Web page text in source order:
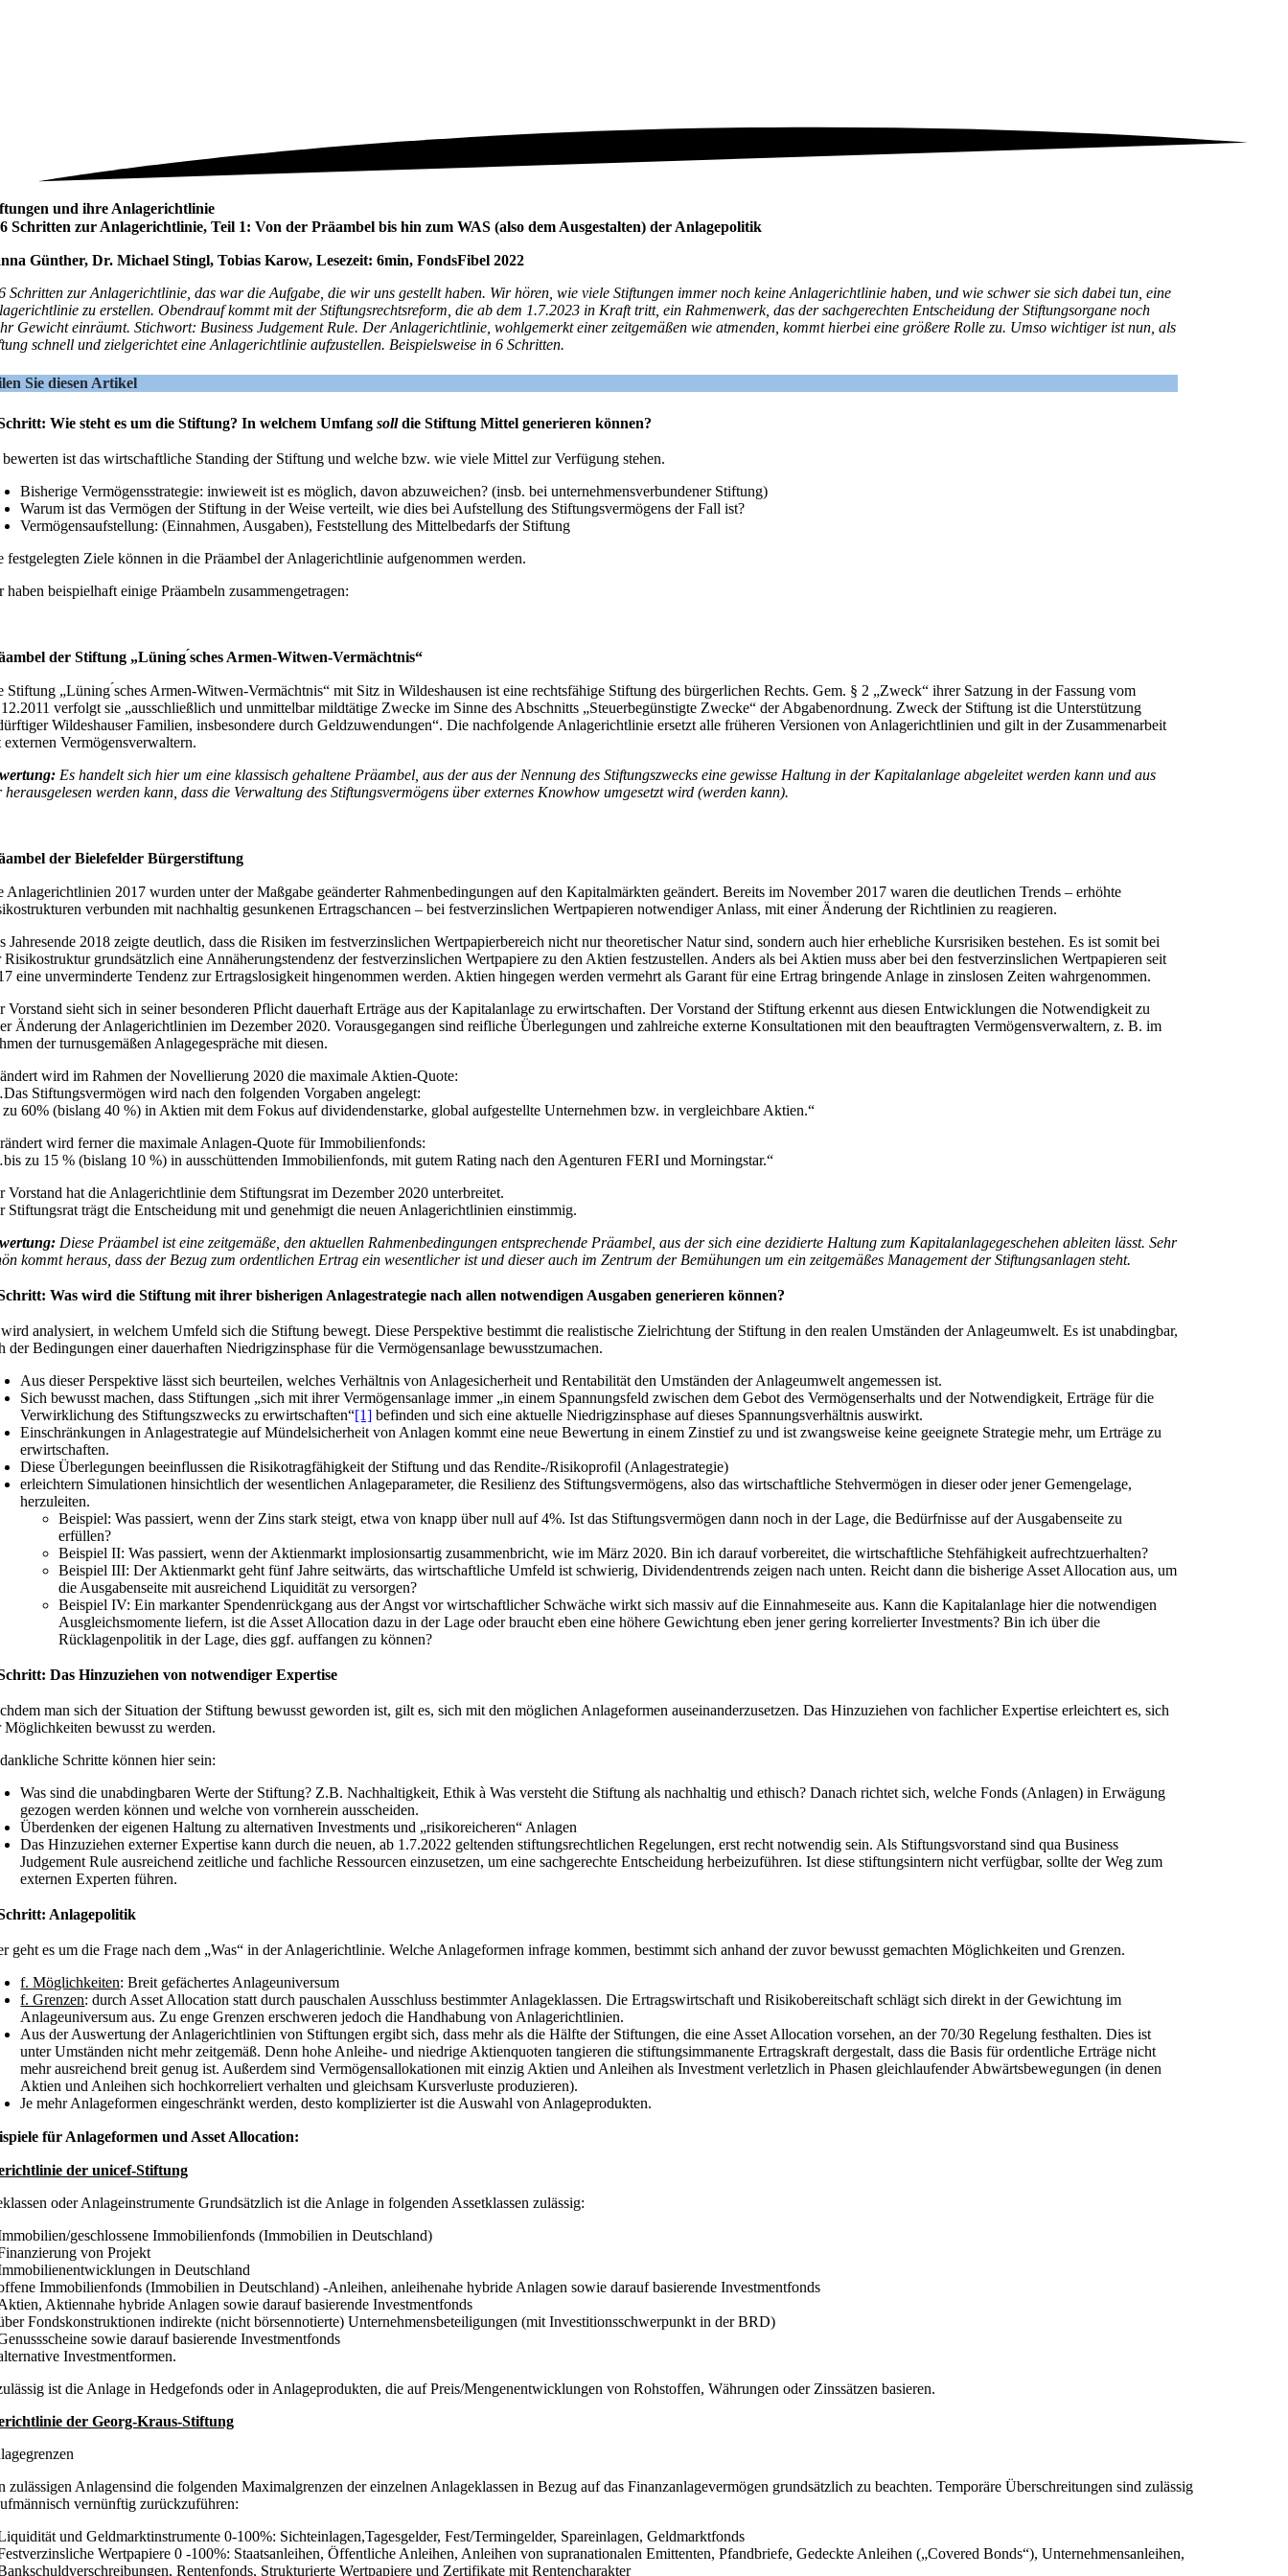
und ihre Anlagerichtlinie
Schritten zur Anlagerichtlinie, Teil 1: Von der Präambel bis hin zum WAS (also dem Ausgestalten) der Anlagepolitik
Günther, Dr. Michael Stingl, Tobias Karow, Lesezeit: 6min, FondsFibel 2022
Schritten zur Anlagerichtlinie, das war die Aufgabe, die wir uns gestellt haben. Wir hören, wie viele Stiftungen immer noch keine Anlagerichtlinie haben, und wie schwer sie sich dabei tun, eine
zu erstellen. Obendrauf kommt mit der Stiftungsrechtsreform, die ab dem 1.7.2023 in Kraft tritt, ein Rahmenwerk, das der sachgerechten Entscheidung der Stiftungsorgane noch
Gewicht einräumt. Stichwort: Business Judgement Rule. Der Anlagerichtlinie, wohlgemerkt einer zeitgemäßen wie atmenden, kommt hierbei eine größere Rolle zu. Umso wichtiger ist nun, als
schnell und zielgerichtet eine Anlagerichtlinie aufzustellen. Beispielsweise in 6 Schritten.
Sie diesen Artikel
Wie steht es um die Stiftung? In welchem Umfangsolldie Stiftung Mittel generieren können?
ist das wirtschaftliche Standing der Stiftung und welche bzw. wie viele Mittel zur Verfügung stehen.
Bisherige Vermögensstrategie: inwieweit ist es möglich, davon abzuweichen? (insb. bei unternehmensverbundener Stiftung)
Warum ist das Vermögen der Stiftung in der Weise verteilt, wie dies bei Aufstellung des Stiftungsvermögens der Fall ist?
Vermögensaufstellung: (Einnahmen, Ausgaben), Feststellung des Mittelbedarfs der Stiftung
festgelegten Ziele können in die Präambel der Anlagerichtlinie aufgenommen werden.
haben beispielhaft einige Präambeln zusammengetragen:
der Stiftung „Lüning ́sches Armen-Witwen-Vermächtnis“
Stiftung „Lüning ́sches Armen-Witwen-Vermächtnis“ mit Sitz in Wildeshausen ist eine rechtsfähige Stiftung des bürgerlichen Rechts. Gem. § 2 „Zweck“ ihrer Satzung in der Fassung vom
verfolgt sie „ausschließlich und unmittelbar mildtätige Zwecke im Sinne des Abschnitts „Steuerbegünstigte Zwecke“ der Abgabenordnung. Zweck der Stiftung ist die Unterstützung
Wildeshauser Familien, insbesondere durch Geldzuwendungen“. Die nachfolgende Anlagerichtlinie ersetzt alle früheren Versionen von Anlagerichtlinien und gilt in der Zusammenarbeit
externen Vermögensverwaltern.
Es handelt sich hier um eine klassisch gehaltene Präambel, aus der aus der Nennung des Stiftungszwecks eine gewisse Haltung in der Kapitalanlage abgeleitet werden kann und aus
herausgelesen werden kann, dass die Verwaltung des Stiftungsvermögens über externes Knowhow umgesetzt wird (werden kann).
der Bielefelder Bürgerstiftung
Anlagerichtlinien 2017 wurden unter der Maßgabe geänderter Rahmenbedingungen auf den Kapitalmärkten geändert. Bereits im November 2017 waren die deutlichen Trends – erhöhte
verbunden mit nachhaltig gesunkenen Ertragschancen – bei festverzinslichen Wertpapieren notwendiger Anlass, mit einer Änderung der Richtlinien zu reagieren.
Jahresende 2018 zeigte deutlich, dass die Risiken im festverzinslichen Wertpapierbereich nicht nur theoretischer Natur sind, sondern auch hier erhebliche Kursrisiken bestehen. Es ist somit bei
Risikostruktur grundsätzlich eine Annäherungstendenz der festverzinslichen Wertpapiere zu den Aktien festzustellen. Anders als bei Aktien muss aber bei den festverzinslichen Wertpapieren seit
eine unverminderte Tendenz zur Ertragslosigkeit hingenommen werden. Aktien hingegen werden vermehrt als Garant für eine Ertrag bringende Anlage in zinslosen Zeiten wahrgenommen.
Vorstand sieht sich in seiner besonderen Pflicht dauerhaft Erträge aus der Kapitalanlage zu erwirtschaften. Der Vorstand der Stiftung erkennt aus diesen Entwicklungen die Notwendigkeit zu
Änderung der Anlagerichtlinien im Dezember 2020. Vorausgegangen sind reifliche Überlegungen und zahlreiche externe Konsultationen mit den beauftragten Vermögensverwaltern, z. B. im
der turnusgemäßen Anlagegespräche mit diesen.
wird im Rahmen der Novellierung 2020 die maximale Aktien-Quote:
Stiftungsvermögen wird nach den folgenden Vorgaben angelegt:
zu 60% (bislang 40 %) in Aktien mit dem Fokus auf dividendenstarke, global aufgestellte Unternehmen bzw. in vergleichbare Aktien.“
wird ferner die maximale Anlagen-Quote für Immobilienfonds:
zu 15 % (bislang 10 %) in ausschüttenden Immobilienfonds, mit gutem Rating nach den Agenturen FERI und Morningstar.“
Vorstand hat die Anlagerichtlinie dem Stiftungsrat im Dezember 2020 unterbreitet.
Stiftungsrat trägt die Entscheidung mit und genehmigt die neuen Anlagerichtlinien einstimmig.
Diese Präambel ist eine zeitgemäße, den aktuellen Rahmenbedingungen entsprechende Präambel, aus der sich eine dezidierte Haltung zum Kapitalanlagegeschehen ableiten lässt. Sehr
kommt heraus, dass der Bezug zum ordentlichen Ertrag ein wesentlicher ist und dieser auch im Zentrum der Bemühungen um ein zeitgemäßes Management der Stiftungsanlagen steht.
Was wird die Stiftung mit ihrer bisherigen Anlagestrategie nach allen notwendigen Ausgaben generieren können?
analysiert, in welchem Umfeld sich die Stiftung bewegt. Diese Perspektive bestimmt die realistische Zielrichtung der Stiftung in den realen Umständen der Anlageumwelt. Es ist unabdingbar,
der Bedingungen einer dauerhaften Niedrigzinsphase für die Vermögensanlage bewusstzumachen.
Aus dieser Perspektive lässt sich beurteilen, welches Verhältnis von Anlagesicherheit und Rentabilität den Umständen der Anlageumwelt angemessen ist.
Sich bewusst machen, dass Stiftungen „sich mit ihrer Vermögensanlage immer „in einem Spannungsfeld zwischen dem Gebot des Vermögenserhalts und der Notwendigkeit, Erträge für die
Verwirklichung des Stiftungszwecks zu erwirtschaften“[1] befinden und sich eine aktuelle Niedrigzinsphase auf dieses Spannungsverhältnis auswirkt.
Einschränkungen in Anlagestrategie auf Mündelsicherheit von Anlagen kommt eine neue Bewertung in einem Zinstief zu und ist zwangsweise keine geeignete Strategie mehr, um Erträge zu
erwirtschaften.
Diese Überlegungen beeinflussen die Risikotragfähigkeit der Stiftung und das Rendite-/Risikoprofil (Anlagestrategie)
erleichtern Simulationen hinsichtlich der wesentlichen Anlageparameter, die Resilienz des Stiftungsvermögens, also das wirtschaftliche Stehvermögen in dieser oder jener Gemengelage,
herzuleiten.
Beispiel: Was passiert, wenn der Zins stark steigt, etwa von knapp über null auf 4%. Ist das Stiftungsvermögen dann noch in der Lage, die Bedürfnisse auf der Ausgabenseite zu
erfüllen?
Beispiel II: Was passiert, wenn der Aktienmarkt implosionsartig zusammenbricht, wie im März 2020. Bin ich darauf vorbereitet, die wirtschaftliche Stehfähigkeit aufrechtzuerhalten?
Beispiel III: Der Aktienmarkt geht fünf Jahre seitwärts, das wirtschaftliche Umfeld ist schwierig, Dividendentrends zeigen nach unten. Reicht dann die bisherige Asset Allocation aus, um
die Ausgabenseite mit ausreichend Liquidität zu versorgen?
Beispiel IV: Ein markanter Spendenrückgang aus der Angst vor wirtschaftlicher Schwäche wirkt sich massiv auf die Einnahmeseite aus. Kann die Kapitalanlage hier die notwendigen
Ausgleichsmomente liefern, ist die Asset Allocation dazu in der Lage oder braucht eben eine höhere Gewichtung eben jener gering korrelierter Investments? Bin ich über die
Rücklagenpolitik in der Lage, dies ggf. auffangen zu können?
Das Hinzuziehen von notwendiger Expertise
man sich der Situation der Stiftung bewusst geworden ist, gilt es, sich mit den möglichen Anlageformen auseinanderzusetzen. Das Hinzuziehen von fachlicher Expertise erleichtert es, sich
Möglichkeiten bewusst zu werden.
Schritte können hier sein:
Was sind die unabdingbaren Werte der Stiftung? Z.B. Nachhaltigkeit, Ethik à Was versteht die Stiftung als nachhaltig und ethisch? Danach richtet sich, welche Fonds (Anlagen) in Erwägung
gezogen werden können und welche von vornherein ausscheiden.
Überdenken der eigenen Haltung zu alternativen Investments und „risikoreicheren“ Anlagen
Das Hinzuziehen externer Expertise kann durch die neuen, ab 1.7.2022 geltenden stiftungsrechtlichen Regelungen, erst recht notwendig sein. Als Stiftungsvorstand sind qua Business
Judgement Rule ausreichend zeitliche und fachliche Ressourcen einzusetzen, um eine sachgerechte Entscheidung herbeizuführen. Ist diese stiftungsintern nicht verfügbar, sollte der Weg zum
externen Experten führen.
Anlagepolitik
geht es um die Frage nach dem „Was“ in der Anlagerichtlinie. Welche Anlageformen infrage kommen, bestimmt sich anhand der zuvor bewusst gemachten Möglichkeiten und Grenzen.
f. Möglichkeiten: Breit gefächertes Anlageuniversum
f. Grenzen: durch Asset Allocation statt durch pauschalen Ausschluss bestimmter Anlageklassen. Die Ertragswirtschaft und Risikobereitschaft schlägt sich direkt in der Gewichtung im
Anlageuniversum aus. Zu enge Grenzen erschweren jedoch die Handhabung von Anlagerichtlinien.
Aus der Auswertung der Anlagerichtlinien von Stiftungen ergibt sich, dass mehr als die Hälfte der Stiftungen, die eine Asset Allocation vorsehen, an der 70/30 Regelung festhalten. Dies ist
unter Umständen nicht mehr zeitgemäß. Denn hohe Anleihe- und niedrige Aktienquoten tangieren die stiftungsimmanente Ertragskraft dergestalt, dass die Basis für ordentliche Erträge nicht
mehr ausreichend breit genug ist. Außerdem sind Vermögensallokationen mit einzig Aktien und Anleihen als Investment verletzlich in Phasen gleichlaufender Abwärtsbewegungen (in denen
Aktien und Anleihen sich hochkorreliert verhalten und gleichsam Kursverluste produzieren).
Je mehr Anlageformen eingeschränkt werden, desto komplizierter ist die Auswahl von Anlageprodukten.
für Anlageformen und Asset Allocation:
der unicef-Stiftung
oder Anlageinstrumente Grundsätzlich ist die Anlage in folgenden Assetklassen zulässig:
geschlossene Immobilienfonds (Immobilien in Deutschland)
von Projekt
in Deutschland
Immobilienfonds (Immobilien in Deutschland) -Anleihen, anleihenahe hybride Anlagen sowie darauf basierende Investmentfonds
Aktiennahe hybride Anlagen sowie darauf basierende Investmentfonds
Fondskonstruktionen indirekte (nicht börsennotierte) Unternehmensbeteiligungen (mit Investitionsschwerpunkt in der BRD)
sowie darauf basierende Investmentfonds
Investmentformen.
ist die Anlage in Hedgefonds oder in Anlageprodukten, die auf Preis/Mengenentwicklungen von Rohstoffen, Währungen oder Zinssätzen basieren.
der Georg-Kraus-Stiftung
zulässigen Anlagensind die folgenden Maximalgrenzen der einzelnen Anlageklassen in Bezug auf das Finanzanlagevermögen grundsätzlich zu beachten. Temporäre Überschreitungen sind zulässig
vernünftig zurückzuführen:
und Geldmarktinstrumente 0-100%: Sichteinlagen,Tagesgelder, Fest/Termingelder, Spareinlagen, Geldmarktfonds
Wertpapiere 0 -100%: Staatsanleihen, Öffentliche Anleihen, Anleihen von supranationalen Emittenten, Pfandbriefe, Gedeckte Anleihen („Covered Bonds“), Unternehmensanleihen,
Rentenfonds, Strukturierte Wertpapiere und Zertifikate mit Rentencharakter